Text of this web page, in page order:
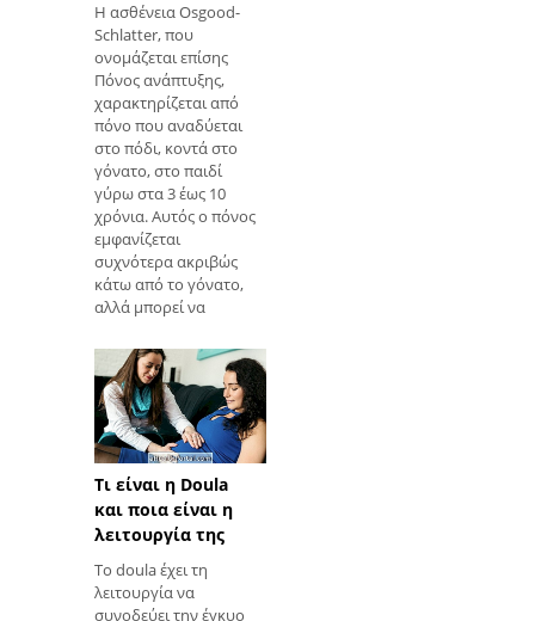
Η ασθένεια Osgood-
Schlatter, που
ονομάζεται επίσης
Πόνος ανάπτυξης,
χαρακτηρίζεται από
πόνο που αναδύεται
στο πόδι, κοντά στο
γόνατο, στο παιδί
γύρω στα 3 έως 10
χρόνια. Αυτός ο πόνος
εμφανίζεται
συχνότερα ακριβώς
κάτω από το γόνατο,
αλλά μπορεί να
αστράγαλο, ειδικά τη
νύχτα και κατά τη
διάρκεια της
σωματικής
δραστηριότητας. Ο
πόνος στην ανάπτυξη
θεωρείται ότι είναι
συνέπεια της
ανάπτυξης των οστών
ανάπτυξη των μυών,
γεγονός που προκαλεί
Τι είναι η Doula
και ποια είναι η
λειτουργία της
Το doula έχει τη
λειτουργία να
συνοδεύει την έγκυο